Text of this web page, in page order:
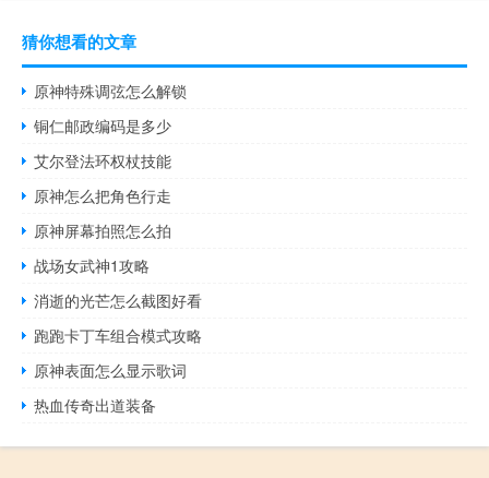
猜你想看的文章
原神特殊调弦怎么解锁
铜仁邮政编码是多少
艾尔登法环权杖技能
原神怎么把角色行走
原神屏幕拍照怎么拍
战场女武神1攻略
消逝的光芒怎么截图好看
跑跑卡丁车组合模式攻略
原神表面怎么显示歌词
热血传奇出道装备